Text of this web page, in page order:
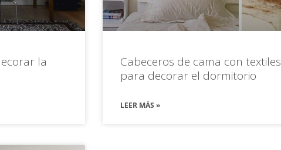
la
Cabeceros de cama con textiles
para decorar el dormitorio
LEER MÁS »